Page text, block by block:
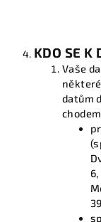
KDO SE K
Vaše
datům